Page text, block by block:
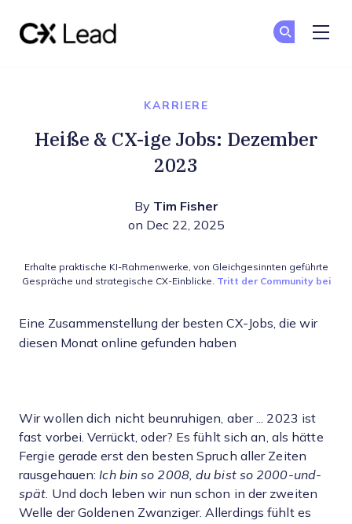
KARRIERE
Heiße & CX-ige Jobs: Dezember
2023
By Tim Fisher
on Dec 22, 2025
Erhalte praktische KI-Rahmenwerke, von Gleichgesinnten geführte
Gespräche und strategische CX-Einblicke. Tritt der Community bei
Eine Zusammenstellung der besten CX-Jobs, die wir
diesen Monat online gefunden haben
Wir wollen dich nicht beunruhigen, aber ... 2023 ist
fast vorbei. Verrückt, oder? Es fühlt sich an, als hätte
Fergie gerade erst den besten Spruch aller Zeiten
rausgehauen: Ich bin so 2008, du bist so 2000-und-
spät . Und doch leben wir nun schon in der zweiten
Welle der Goldenen Zwanziger. Allerdings fühlt es